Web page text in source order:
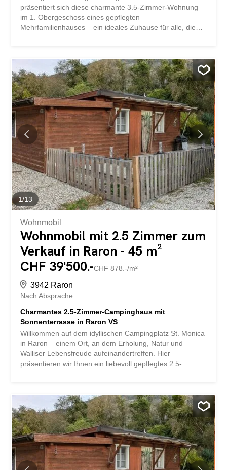
präsentiert sich diese charmante 3.5-Zimmer-Wohnung
im 1. Obergeschoss eines gepflegten
Mehrfamilienhauses – ein ideales Zuhause für alle, die
Raumaufteilung auf 57 m2 Wohnfläche: ein heller
Wohnbereich, eine funktionale Küche, zwei Schlafzimmer
sowie ein separates WC und ein Badezimmer mit Dusche
bieten angenehmen Wohnkomfort. Ergänzt wird das
Raumangebot durch eine attraktive Galerie (14 m2),
einen überdeckten Balkon (9 m2) mit herrlicher Aussicht
sowie einen praktischen Estrich (15 m2). Die Liegenschaft
liegt in einem verkehrsarmen Wohnquartier ohne
Durchgangsverkehr und garantiert dadurch ein
besonders ruhiges Wohnambiente. Dank der offenen
Lage geniessen Sie ganztägige Besonnung sowie eine
beeindruckende Weitsicht ins Val d’Anniviers sowie ins
Ober- und Unterwallis. Das Gebäude wurde 2002
umfassend renoviert und...
1/13
Wohnmobil
Wohnmobil mit 2.5 Zimmer zum
Verkauf in Raron - 45 m²
CHF 39'500.-CHF 878.-/m²
3942 Raron
Nach Absprache
Charmantes 2.5-Zimmer-Campinghaus mit
Sonnenterrasse in Raron VS
Willkommen auf dem idyllischen Campingplatz St. Monica
in Raron – einem Ort, an dem Erholung, Natur und
Walliser Lebensfreude aufeinandertreffen. Hier
präsentieren wir Ihnen ein liebevoll gepflegtes 2.5-
beeindruckenden Bergkulisse. Das Campinghaus
überzeugt durch seine durchdachte Raumaufteilung und
seiner wohnlichen Atmosphäre. Der Wohnbereich
befindet sich im charmanten Campinghaus und bietet
eine möblierte Küche mit praktischer Einrichtung,
gemütlicher Wohnzimmerecke sowie einem einladenden
Essplatz für gemeinsame Stunden. Alles präsentiert sich
im einem gepflegten Still, der dem Objekt eine warme und